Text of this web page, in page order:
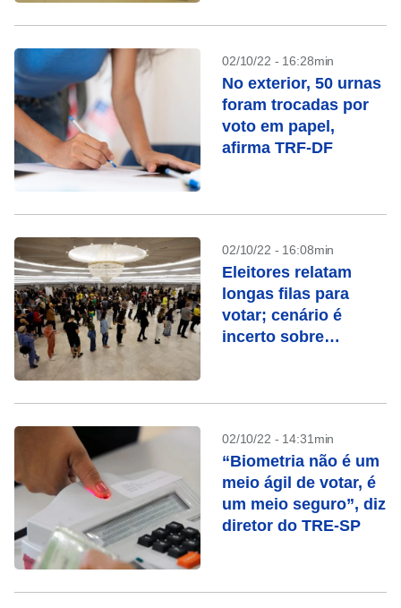
02/10/22 - 16:28min
No exterior, 50 urnas
foram trocadas por
voto em papel,
afirma TRF-DF
02/10/22 - 16:08min
Eleitores relatam
longas filas para
votar; cenário é
incerto sobre
02/10/22 - 14:31min
“Biometria não é um
meio ágil de votar, é
um meio seguro”, diz
diretor do TRE-SP